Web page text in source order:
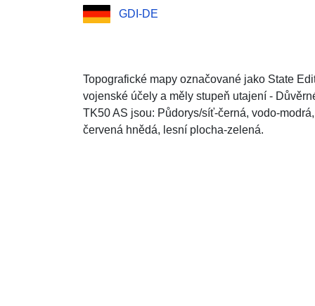
GDI-DE
Topografické mapy označované jako State
vojenské účely a měly stupeň utajení -
TK50 AS jsou: Půdorys/síť-černá, vodo-
červená hnědá, lesní plocha-zelená.